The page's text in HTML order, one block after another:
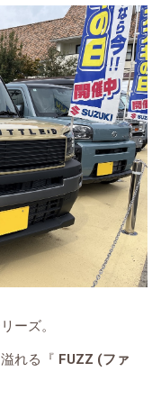
ーズ。
れる『 FUZZ (ファ